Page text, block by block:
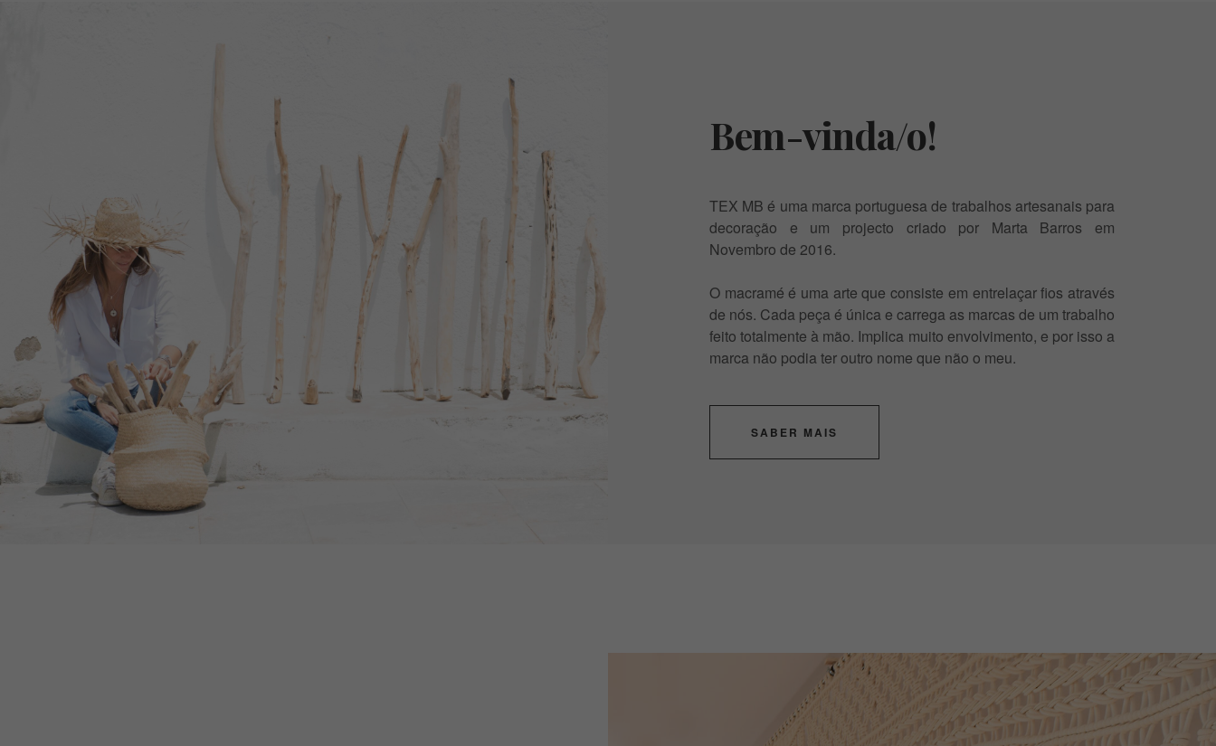
Bem-vinda/o!
TEX MB é uma marca portuguesa de trabalhos artesanais para
decoração e um projecto criado por Marta Barros em
Novembro de 2016.
O macramé é uma arte que consiste em entrelaçar fios através
de nós. Cada peça é única e carrega as marcas de um trabalho
feito totalmente à mão. Implica muito envolvimento, e por isso a
marca não podia ter outro nome que não o meu.
SABER MAIS